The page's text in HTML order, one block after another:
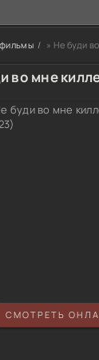
» Не буди
во мне
СМОТРЕТЬ